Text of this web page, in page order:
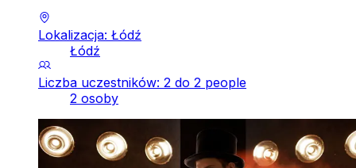
Lokalizacja: Łódź
Łódź
Liczba uczestników: 2 do 2 people
2 osoby